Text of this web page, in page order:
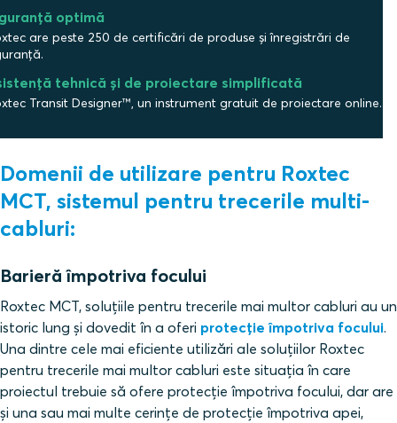
optimă
are peste 250 de certificări de produse și înregistrări de
tehnică și de proiectare simplificată
Transit Designer™, un instrument gratuit de proiectare online.
Domenii de utilizare pentru Roxtec
MCT, sistemul pentru trecerile multi-
cabluri:
Barieră împotriva focului
Roxtec MCT, soluțiile pentru trecerile mai multor cabluri au un
istoric lung și dovedit în a oferi protecție împotriva focului.
Una dintre cele mai eficiente utilizări ale soluțiilor Roxtec
pentru trecerile mai multor cabluri este situația în care
proiectul trebuie să ofere protecție împotriva focului, dar are
și una sau mai multe cerințe de protecție împotriva apei,